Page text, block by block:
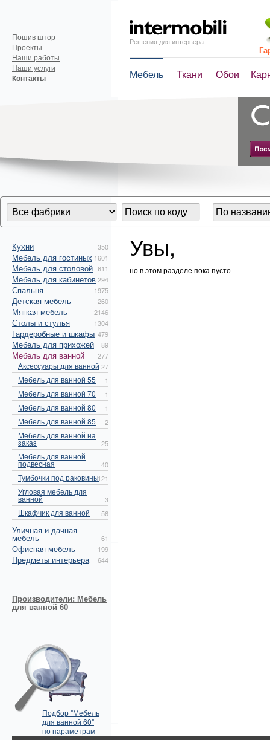
Решения для интерьера
Мебель Ткани Обои
Пошив штор
Проекты
Наши работы
Наши услуги
Контакты
Кухни 350
Мебель для гостиных 1601
Мебель для столовой 611
Мебель для кабинетов294
Спальня 1975
Детская мебель 260
Мягкая мебель 2146
Столы и стулья 1304
Гардеробные и шкафы 479
Мебель для прихожей 89
Мебель для ванной 277
Аксессуары для ванной 27
Мебель для ванной 55 1
Мебель для ванной 70 1
Мебель для ванной 80 1
Мебель для ванной 85 2
Мебель для ванной на
заказ 25
Мебель для ванной
подвесная 40
Тумбочки под раковины121
Угловая мебель для
ванной 3
Шкафчик для ванной 56
Уличная и дачная
мебель 61
Офисная мебель 199
Предметы интерьера 644
Производители: Мебель
для ванной 60
Подбор "Мебель
для ванной 60"
по параметрам
Увы,
но в этом разделе пока пусто